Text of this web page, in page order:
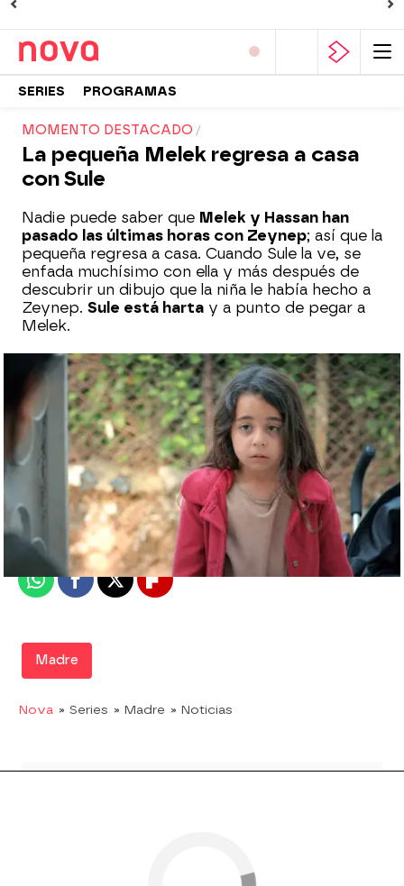
SERIES PROGRAMAS
MOMENTO DESTACADO
La pequeña Melek regresa a casa
con Sule
Nadie puede saber que Melek y Hassan han
pasado las últimas horas con Zeynep; así que la
pequeña regresa a casa. Cuando Sule la ve, se
enfada muchísimo con ella y más después de
descubrir un dibujo que la niña le había hecho a
Zeynep. Sule está harta y a punto de pegar a
Melek.
Nova
Madrid
Publicado: 14 de octubre de 2019, 06:02
WhatsappFacebook
X Flipboard
Madre
Nova » Series » Madre » Noticias